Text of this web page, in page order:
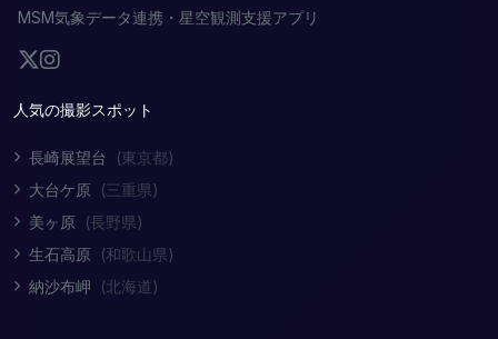
MSM気象データ連携・星空観測支援アプリ
人気の撮影スポット
長崎展望台
(東京都)
大台ケ原 (三重県)
美ヶ原 (長野県)
生石高原 (和歌山県)
納沙布岬
(北海道)